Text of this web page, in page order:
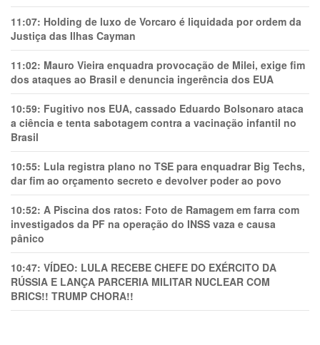
11:07: Holding de luxo de Vorcaro é liquidada por ordem da
Justiça das Ilhas Cayman
11:02: Mauro Vieira enquadra provocação de Milei, exige fim
dos ataques ao Brasil e denuncia ingerência dos EUA
10:59: Fugitivo nos EUA, cassado Eduardo Bolsonaro ataca
a ciência e tenta sabotagem contra a vacinação infantil no
Brasil
10:55: Lula registra plano no TSE para enquadrar Big Techs,
dar fim ao orçamento secreto e devolver poder ao povo
10:52: A Piscina dos ratos: Foto de Ramagem em farra com
investigados da PF na operação do INSS vaza e causa
pânico
10:47: VÍDEO: LULA RECEBE CHEFE DO EXÉRCITO DA
RÚSSIA E LANÇA PARCERIA MILITAR NUCLEAR COM
BRICS!! TRUMP CHORA!!